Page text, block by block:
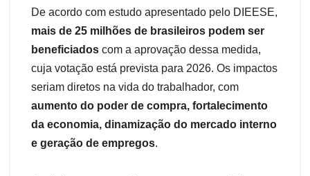
De acordo com estudo apresentado pelo DIEESE,
mais de 25 milhões de brasileiros podem ser
beneficiados com a aprovação dessa medida,
cuja votação está prevista para 2026. Os impactos
seriam diretos na vida do trabalhador, com
aumento do poder de compra, fortalecimento
da economia, dinamização do mercado interno
e geração de empregos.